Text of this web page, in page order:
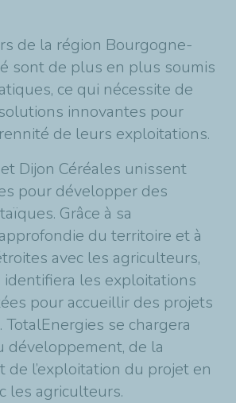
de la région Bourgogne-
sont de plus en plus soumis
ce qui nécessite de
innovantes pour
de leurs exploitations.
Dijon Céréales unissent
pour développer des
Grâce à sa
du territoire et à
avec les agriculteurs,
identifiera les exploitations
pour accueillir des projets
se chargera
développement, de la
de l’exploitation du projet en
les agriculteurs.